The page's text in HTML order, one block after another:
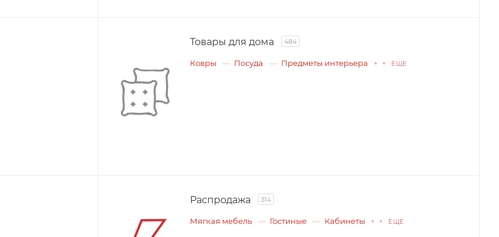
Товары для дома 484
Ковры Посуда Предметы интерьера + + ЕЩЕ
Распродажа 314
Мягкая мебель Гостиные Кабинеты + + ЕЩЕ